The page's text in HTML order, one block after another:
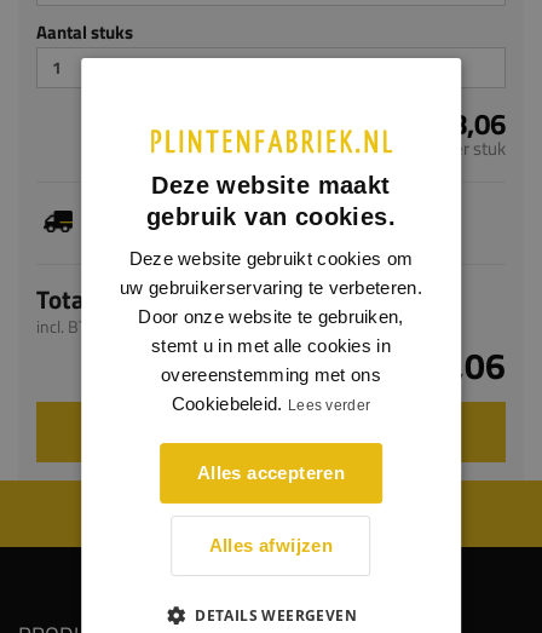
Aantal stuks
€ 48,06
per stuk
Dit artikel is voorradig, de verwachte levertijd
bedraagt 1-3 werkdagen
Totaal
incl. BTW
€ 48,06
WIJ WORDEN BEOORDEELD MET EEN 8.8
Deze website maakt
gebruik van cookies.
Deze website gebruikt cookies om
uw gebruikerservaring te verbeteren.
Door onze website te gebruiken,
stemt u in met alle cookies in
overeenstemming met ons
Cookiebeleid. Lees verder
Alles accepteren
Alles afwijzen
DETAILS WEERGEVEN